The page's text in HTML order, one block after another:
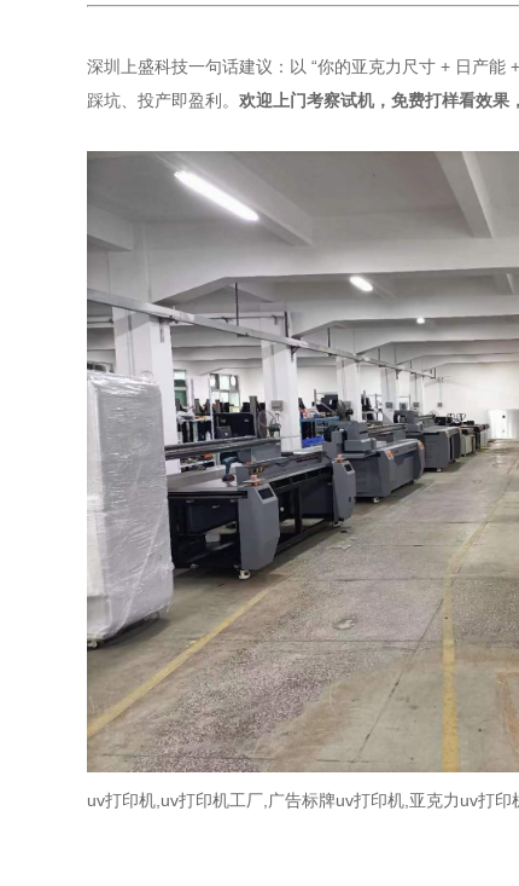
深圳上盛科技一句话建议：以 “你的亚克力尺寸 + 日产
踩坑、投产即盈利。 欢迎上门考察试机，免费打样看效果
uv打印机,uv打印机工厂,广告标牌uv打印机,亚克力uv打印